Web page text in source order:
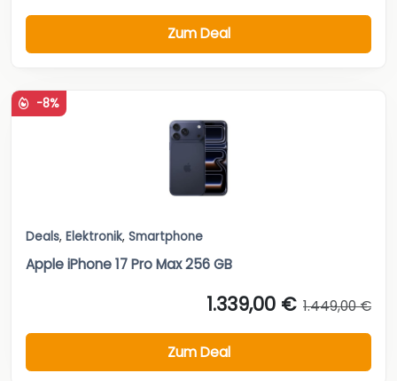
Zum Deal
-8%
Deals, Elektronik, Smartphone
Apple iPhone 17 Pro Max 256 GB
1.339,00 € 1.449,00 €
Zum Deal